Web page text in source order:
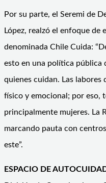
Por su parte, el Seremi de
López, realzó el enfoque
denominada Chile Cuida:
esto en una política pública
quienes cuidan. Las labores
físico y emocional; por eso,
principalmente mujeres. La
marcando pauta con
este”.
ESPACIO DE